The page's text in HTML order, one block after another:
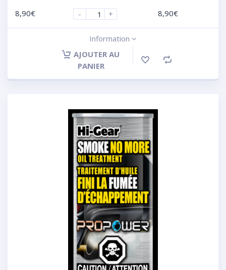
8,90€ - + 8,90€
Information
AJOUTER AU
PANIER